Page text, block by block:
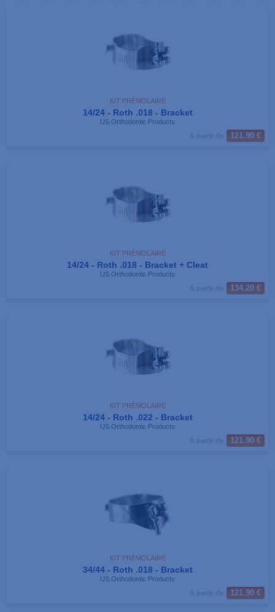
KIT PRÉMOLAIRE
14/24 - Roth .018 - Bracket
US Orthodontic Products
121.90 €
KIT PRÉMOLAIRE
14/24 - Roth .018 - Bracket + Cleat
US Orthodontic Products
134.20 €
KIT PRÉMOLAIRE
14/24 - Roth .022 - Bracket
US Orthodontic Products
121.90 €
KIT PRÉMOLAIRE
34/44 - Roth .018 - Bracket
US Orthodontic Products
121.90 €